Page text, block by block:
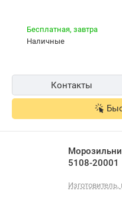
Бесплатная, завтра
наличные
Контакты
5108-20001